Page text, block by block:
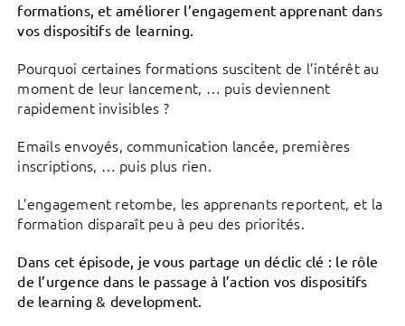
formations, et améliorer l’engagement apprenant dans
vos dispositifs de learning.
Pourquoi certaines formations suscitent de l’intérêt au
moment de leur lancement, … puis deviennent
rapidement invisibles ?
Emails envoyés, communication lancée, premières
inscriptions, … puis plus rien.
L’engagement retombe, les apprenants reportent, et la
formation disparaît peu à peu des priorités.
Dans cet épisode, je vous partage un déclic clé : le rôle
de l’urgence dans le passage à l’action vos dispositifs
de learning & development.